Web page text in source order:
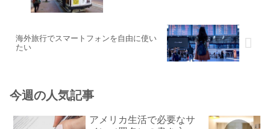
海外旅行でスマートフォンを自由に使い
たい
今週の人気記事
アメリカ生活で必要なサ